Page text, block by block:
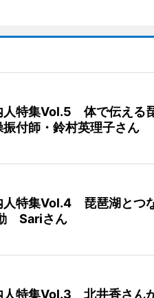
人特集Vol.5 体で伝える
付師・鈴村英理子さん
人特集Vol.4 琵琶湖とつ
Sariさん
人特集Vol.3 北井香さん